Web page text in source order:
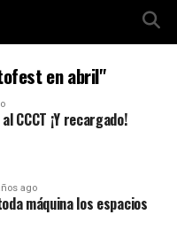
en abril"
CCCT ¡Y recargado!
ago
máquina los espacios